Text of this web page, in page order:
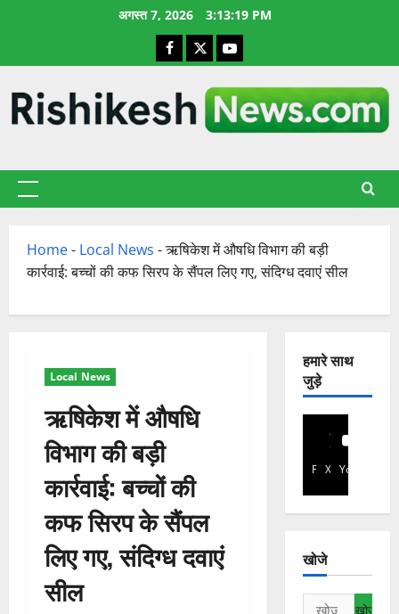
अगस्त 7, 2026 3:13:20 PM
Facebook
X YouTube
प्राथमिक
Home- Local News -ऋषिकेश में औषधि विभाग की बड़ी
कार्रवाई: बच्चों की कफ सिरप के सैंपल लिए गए, संदिग्ध दवाएं सील
Local News
ऋषिकेश में औषधि
विभाग की बड़ी
कार्रवाई: बच्चों की
कफ सिरप के सैंपल
लिए गए, संदिग्ध दवाएं
सील
हमारे साथ
जुड़े
Facebook
X YouTube
खोजे
निम्न